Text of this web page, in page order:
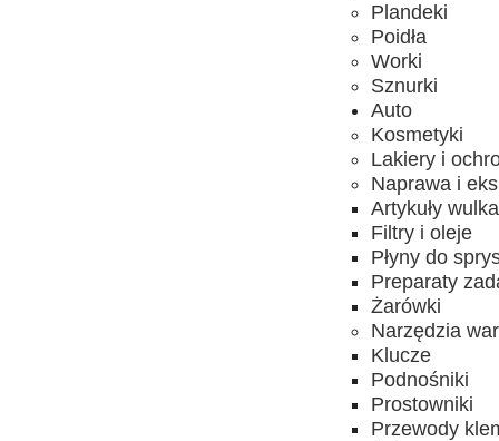
Plandeki
Poidła
Worki
Sznurki
Auto
Kosmetyki
Lakiery i
Naprawa i
Artykuły
Filtry i oleje
Płyny do
Preparaty
Żarówki
Narzędzia
Klucze
Podnośniki
Prostowniki
Przewody